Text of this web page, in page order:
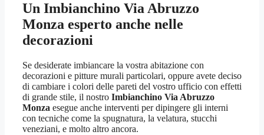
Un Imbianchino Via Abruzzo
Monza esperto anche nelle
decorazioni
Se desiderate imbiancare la vostra abitazione con
decorazioni e pitture murali particolari, oppure avete deciso
di cambiare i colori delle pareti del vostro ufficio con effetti
di grande stile, il nostro Imbianchino Via Abruzzo
Monza esegue anche interventi per dipingere gli interni
con tecniche come la spugnatura, la velatura, stucchi
veneziani, e molto altro ancora.